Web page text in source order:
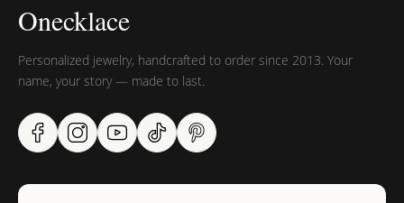
Onecklace
Personalized jewelry, handcrafted to order since 2013. Your
name, your story — made to last.